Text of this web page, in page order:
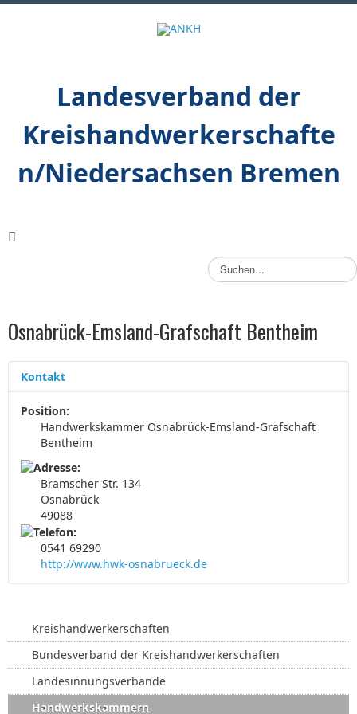
Landesverband der
Kreishandwerkerschafte
n/Niedersachsen Bremen
S
u
e
n
.
.
Osnabrück-Emsland-Grafschaft Bentheim
Kontakt
Position:
Handwerkskammer Osnabrück-Emsland-Grafschaft
Bentheim
Bramscher Str. 134
Osnabrück
49088
0541 69290
http://www.hwk-osnabrueck.de
Kreishandwerkerschaften
Bundesverband der Kreishandwerkerschaften
Landesinnungsverbände
Handwerkskammern